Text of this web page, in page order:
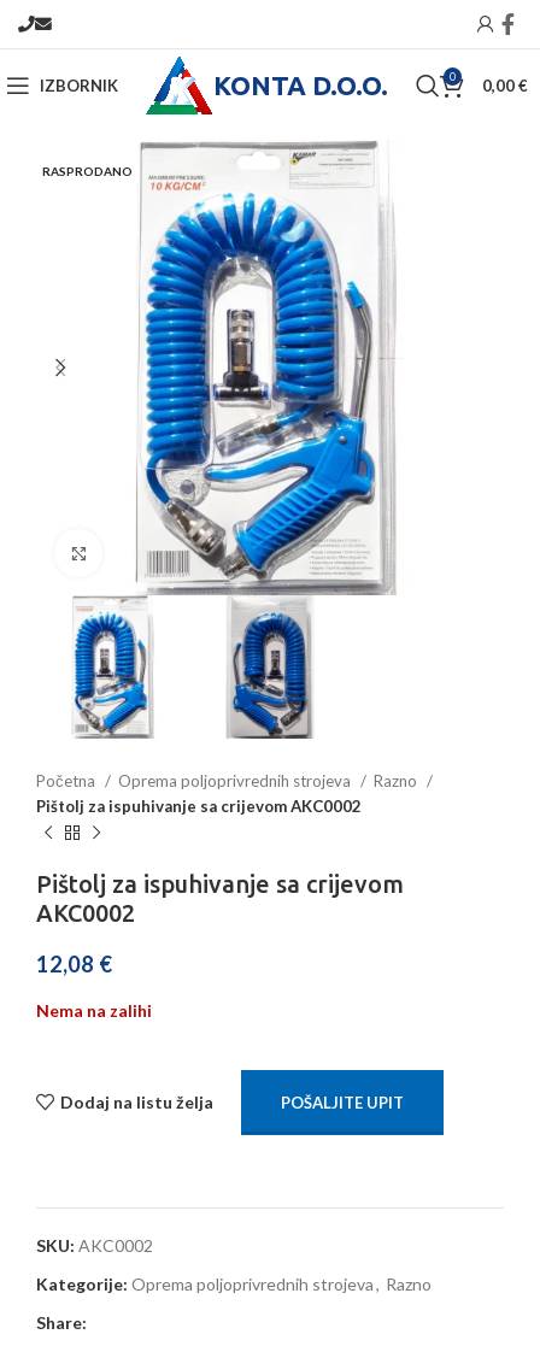
IZBORNIK KONTA D.O.O. 0 0,00€
RASPRODANO
Povećajte sliku
Početna Oprema poljoprivrednih strojeva
Razno
Pištolj za ispuhivanje sa crijevom AKC0002
Pištolj za ispuhivanje sa crijevom
AKC0002
12,08 €
Nema na zalihi
Dodaj na listu želja POŠALJITE UPIT
SKU: AKC0002
Kategorije: Oprema poljoprivrednih strojeva, Razno
Share: